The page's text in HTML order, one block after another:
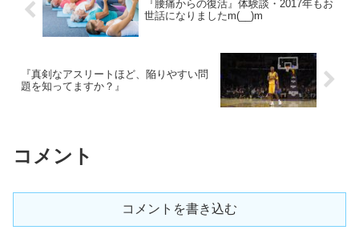
『腰痛からの復活』体験談・2017年もお
世話になりましたm(__)m
『真剣なアスリートほど、陥りやすい問
題を知ってますか？』
コメント
コメントを書き込む